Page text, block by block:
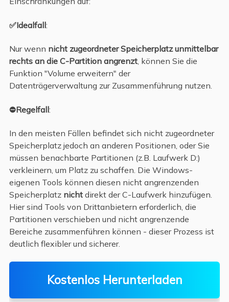
✅Idealfall:
Nur wenn nicht zugeordneter Speicherplatz unmittelbar
rechts an die C-Partition angrenzt, können Sie die
Funktion "Volume erweitern" der
Datenträgerverwaltung zur Zusammenführung nutzen.
⛔Regelfall:
In den meisten Fällen befindet sich nicht zugeordneter
Speicherplatz jedoch an anderen Positionen, oder Sie
müssen benachbarte Partitionen (z.B. Laufwerk D:)
verkleinern, um Platz zu schaffen. Die Windows-
eigenen Tools können diesen nicht angrenzenden
Speicherplatz nichtdirekt der C-Laufwerk hinzufügen.
Hier sind Tools von Drittanbietern erforderlich, die
Partitionen verschieben und nicht angrenzende
Bereiche zusammenführen können - dieser Prozess ist
deutlich flexibler und sicherer.
Kostenlos Herunterladen